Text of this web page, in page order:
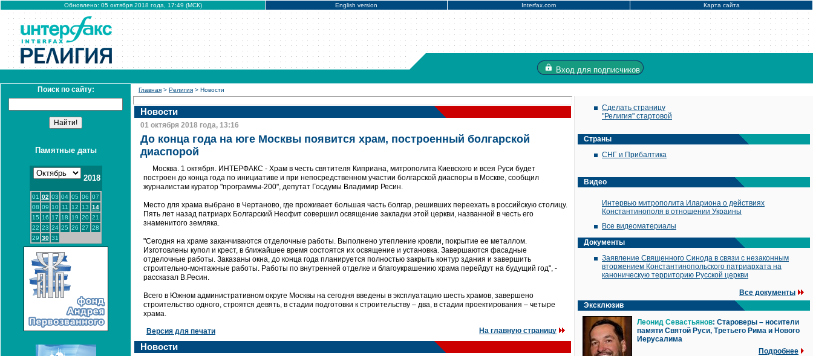
Обновлено: 05 октября 2018 года, 17:49 (МСК) English version Interfax.com Карта сайта
Вход для подписчиков
Поиск по сайту:
Памятные даты
2018
01 02 03 04 05 06 07
08 09 10 11 12 13 14
15 16 17 18 19 20 21
22 23 24 25 26 27 28
29 30 31
Главная > Религия > Новости
Новости
01 октября 2018 года, 13:16
До конца года на юге Москвы появится храм, построенный болгарской
диаспорой
Москва. 1 октября. ИНТЕРФАКС - Храм в честь святителя Киприана, митрополита Киевского и всея Руси будет
построен до конца года по инициативе и при непосредственном участии болгарской диаспоры в Москве, сообщил
журналистам куратор "программы-200", депутат Госдумы Владимир Ресин.
Место для храма выбрано в Чертаново, где проживает большая часть болгар, решивших переехать в российскую столицу.
Пять лет назад патриарх Болгарский Неофит совершил освящение закладки этой церкви, названной в честь его
знаменитого земляка.
"Сегодня на храме заканчиваются отделочные работы. Выполнено утепление кровли, покрытие ее металлом.
Изготовлены купол и крест, в ближайшее время состоятся их освящение и установка. Завершаются фасадные
отделочные работы. Заказаны окна, до конца года планируется полностью закрыть контур здания и завершить
строительно-монтажные работы. Работы по внутренней отделке и благоукрашению храма перейдут на будущий год", -
рассказал В.Ресин.
Всего в Южном административном округе Москвы на сегодня введены в эксплуатацию шесть храмов, завершено
строительство одного, строятся девять, в стадии подготовки к строительству – два, в стадии проектирования – четыре
храма.
Версия для печати На главную страницу
Новости
Сделать страницу
"Религия" стартовой
Страны
СНГ и Прибалтика
Видео
Интервью митрополита Илариона о действиях
Константинополя в отношении Украины
Все видеоматериалы
Документы
Заявление Священного Синода в связи с незаконным
вторжением Константинопольского патриархата на
каноническую территорию Русской церкви
Все документы
Эксклюзив
Леонид Севастьянов: Староверы – носители
памяти Святой Руси, Третьего Рима и Нового
Иерусалима
Подробнее